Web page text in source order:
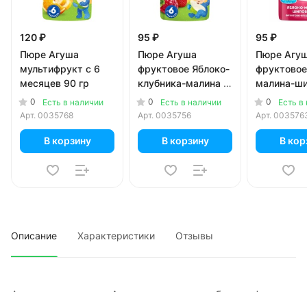
120 ₽
Пюре Агуша
мультифрукт с 6
месяцев 90 гр
0
Есть в наличии
Арт. 0035768
В корзину
95 ₽
Пюре Агуша
фруктовое Яблоко-
клубника-малина с
6 месяцев 90 гр
0
Есть в наличии
Арт. 0035756
В корзину
95 ₽
Пюре
малина-
5 0
Есть в
Арт.
В
Описание Характеристики Отзывы